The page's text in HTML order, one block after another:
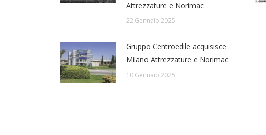
Attrezzature e Norimac
22 Gennaio 2025
Gruppo Centroedile acquisisce
Milano Attrezzature e Norimac
10 Gennaio 2025